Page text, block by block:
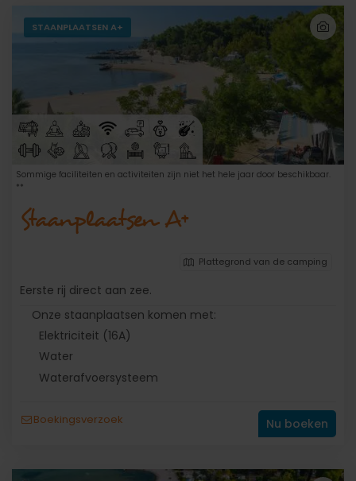
STAANPLAATSEN A+
Sommige faciliteiten en activiteiten zijn niet het hele jaar door beschikbaar.
**
Staanplaatsen A+
Plattegrond van de camping
Eerste rij direct aan zee.
Onze staanplaatsen komen met:
Elektriciteit (16A)
Water
Waterafvoersysteem
Boekingsverzoek Nu boeken